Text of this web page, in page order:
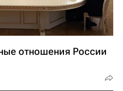
отношения России